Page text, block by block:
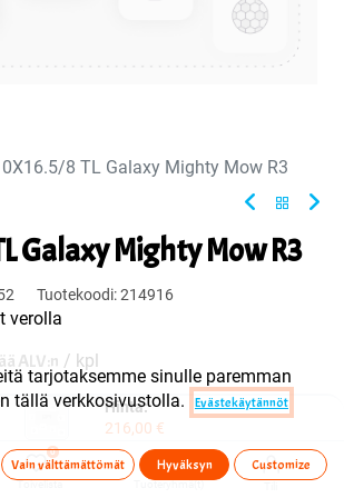
Hinta:
216,00 €
0
Toivelista Tuoteryhmä(t)
8 TL Galaxy Mighty Mow R3
Galaxy Mighty Mow R3
Tuotekoodi:214916
verolla
ALV:n / kpl
Saatavilla
3 arkipäivää
tarjotaksemme sinulle paremman
tällä verkkosivustolla.
Evästekäytännöt
Vain välttämättömät Hyväksyn Customize